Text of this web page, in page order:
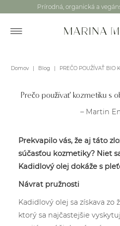
Prírodná, organická a
Domov | Blog | PREČO POUŽÍVAŤ BIO
Prečo používať kozmetiku s
– Martin
Prekvapilo vás, že aj táto
súčasťou kozmetiky? Niet
Kadidlový olej dokáže s
Návrat pružnosti
Kadidlový olej sa získava zo
ktorý sa najčastejšie